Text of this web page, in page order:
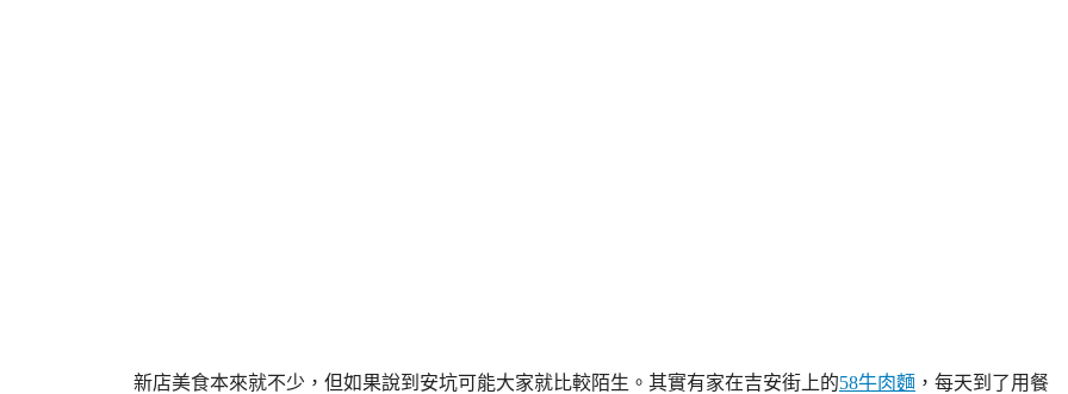
新店美食本來就不少，但如果說到安坑可能大家就比較陌生。其實有家在吉安街上的58牛肉麵 ，每天到了用餐